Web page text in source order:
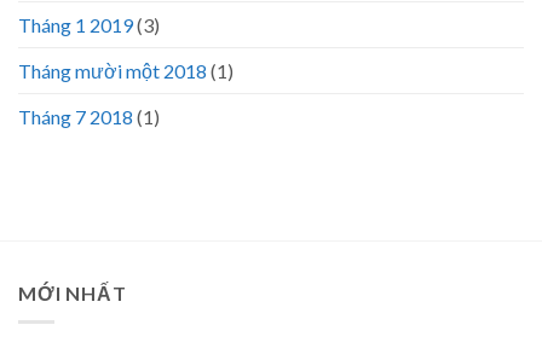
Tháng 1 2019(3)
Tháng mười một 2018 (1)
Tháng 7 2018 (1)
MỚI NHẤT